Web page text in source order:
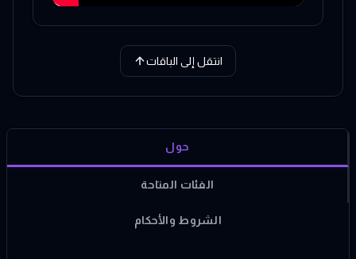
انتقل إلى الباقات
حول
الفئات المتاحة
الشروط والأحكام